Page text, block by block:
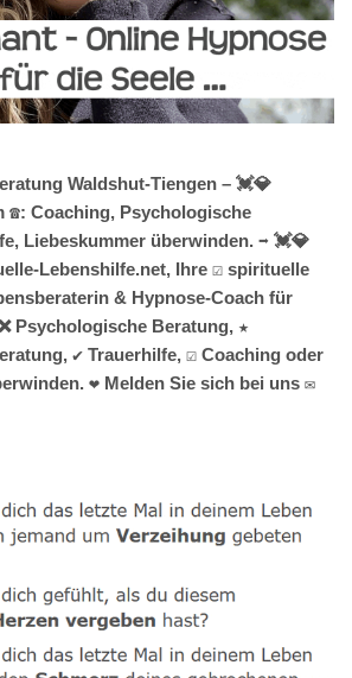
Waldshut-Tiengen – 💓️💎
☎️: Coaching, Psychologische
Liebeskummer überwinden. ➡️ 💓️💎
Lebenshilfe.net, Ihre ☑️ spirituelle
& Hypnose-Coach für
Psychologische Beratung, ★
✔️ Trauerhilfe, ☑️ Coaching oder
❤ Melden Sie sich bei uns ✉